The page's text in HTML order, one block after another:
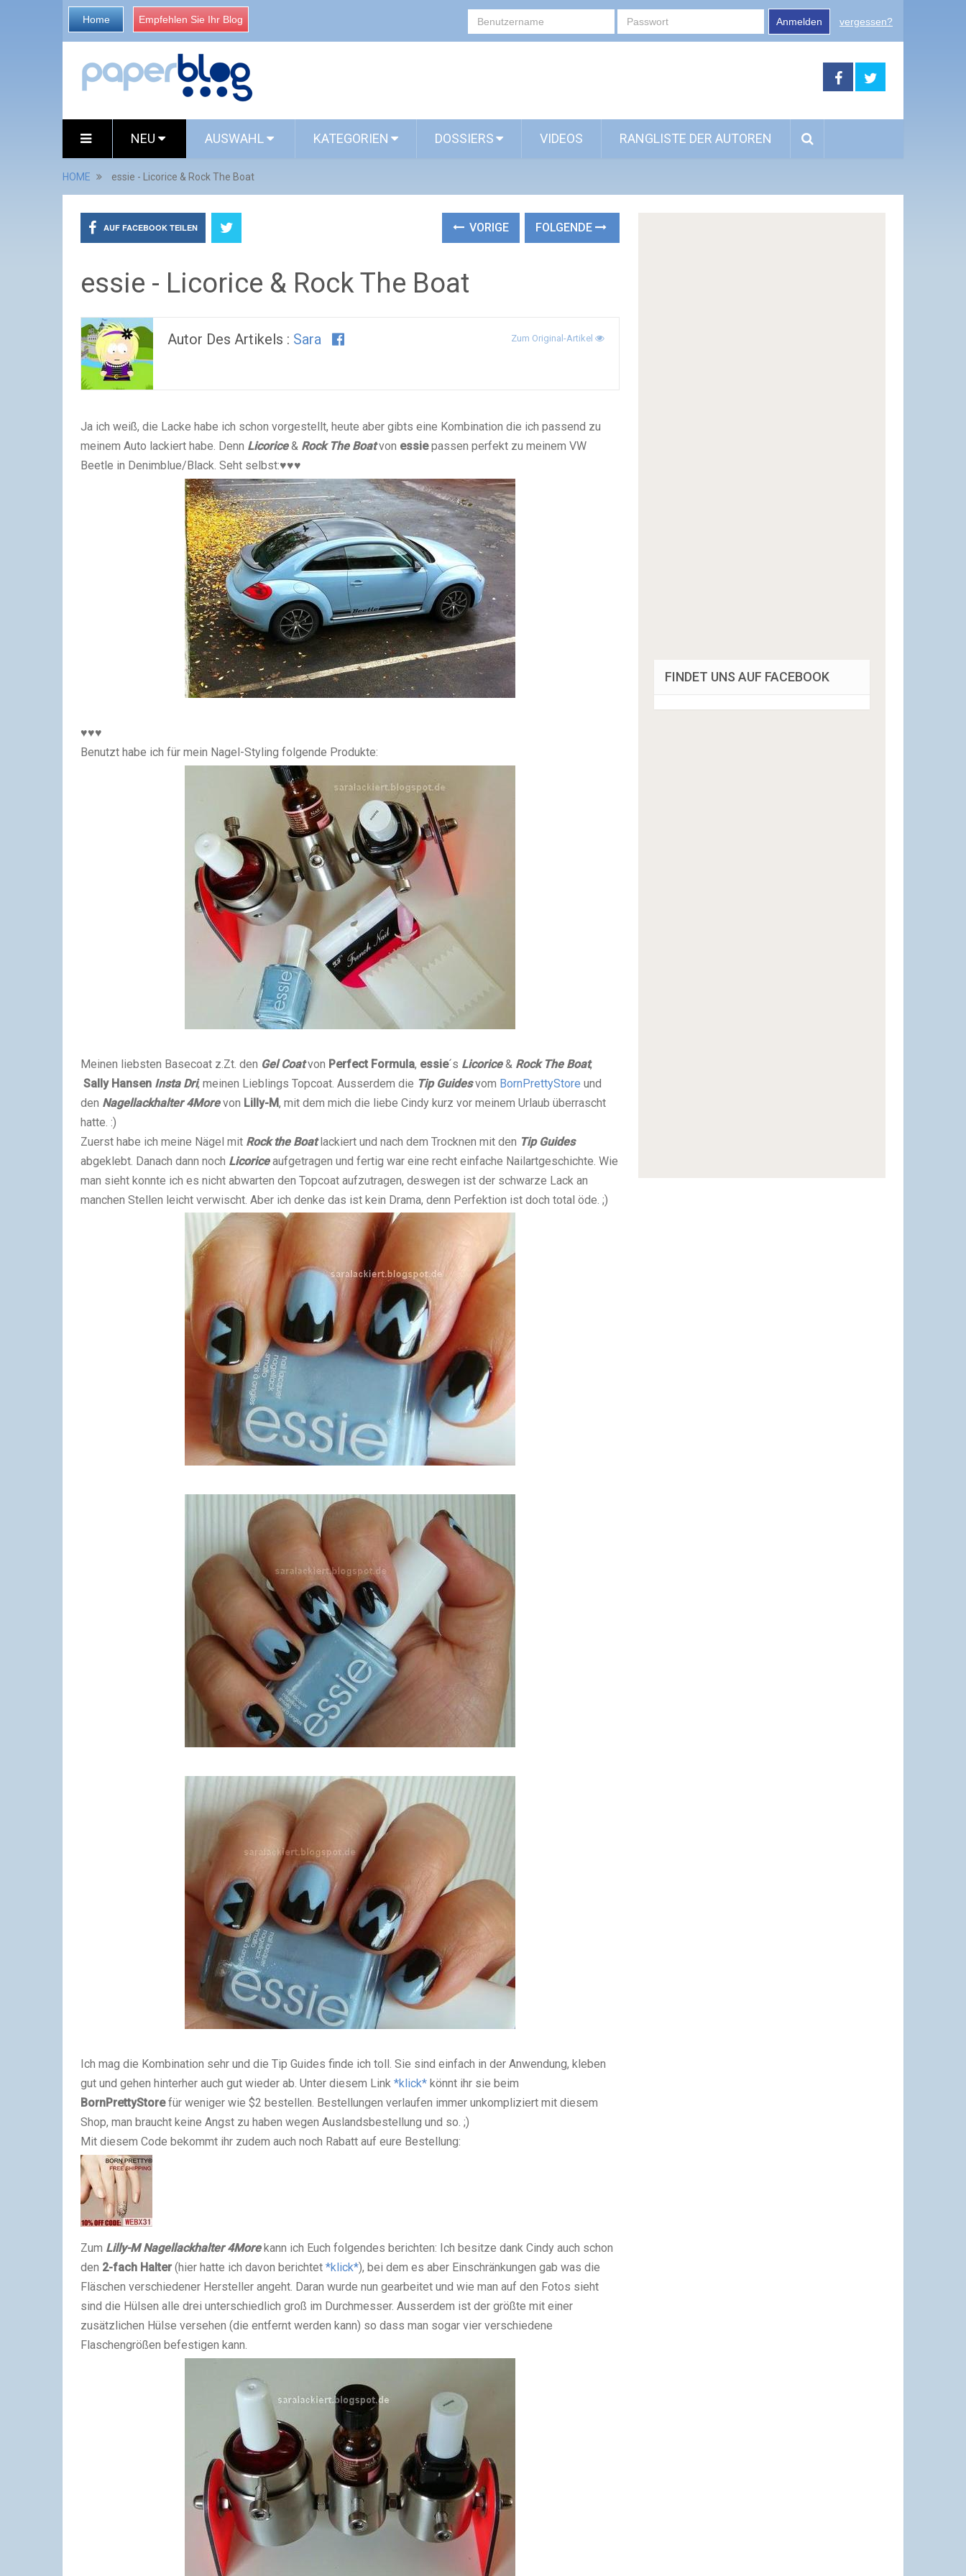
Home Empfehlen Sie Ihr Blog Anmelden vergessen?
NEU AUSWAHL KATEGORIEN DOSSIERS VIDEOS RANGLISTE DER AUTOREN
HOME essie - Licorice & Rock The Boat
AUF FACEBOOK TEILEN VORIGE FOLGENDE
essie - Licorice & Rock The Boat
Autor Des Artikels : Sara Zum Original-Artikel
Ja ich weiß, die Lacke habe ich schon vorgestellt, heute aber gibts eine Kombination die ich passend zu
meinem Auto lackiert habe. Denn Licorice& Rock The Boatvon essiepassen perfekt zu meinem VW
Beetle in Denimblue/Black. Seht selbst:♥♥♥
♥♥♥
Benutzt habe ich für mein Nagel-Styling folgende Produkte:
Meinen liebsten Basecoat z.Zt. den Gel Coatvon Perfect Formula, essie´s Licorice& Rock The Boat,
Sally Hansen Insta Dri, meinen Lieblings Topcoat. Ausserdem die Tip Guidesvom BornPrettyStore und
den Nagellackhalter 4Morevon Lilly-M, mit dem mich die liebe Cindy kurz vor meinem Urlaub überrascht
hatte. :)
Zuerst habe ich meine Nägel mit Rock the Boatlackiert und nach dem Trocknen mit den Tip Guides
abgeklebt. Danach dann noch Licoriceaufgetragen und fertig war eine recht einfache Nailartgeschichte. Wie
man sieht konnte ich es nicht abwarten den Topcoat aufzutragen, deswegen ist der schwarze Lack an
manchen Stellen leicht verwischt. Aber ich denke das ist kein Drama, denn Perfektion ist doch total öde. ;)
Ich mag die Kombination sehr und die Tip Guides finde ich toll. Sie sind einfach in der Anwendung, kleben
gut und gehen hinterher auch gut wieder ab. Unter diesem Link *klick* könnt ihr sie beim
BornPrettyStorefür weniger wie $2 bestellen. Bestellungen verlaufen immer unkompliziert mit diesem
Shop, man braucht keine Angst zu haben wegen Auslandsbestellung und so. ;)
Mit diesem Code bekommt ihr zudem auch noch Rabatt auf eure Bestellung:
Zum Lilly-M Nagellackhalter 4Morekann ich Euch folgendes berichten: Ich besitze dank Cindy auch schon
den 2-fach Halter (hier hatte ich davon berichtet *klick*), bei dem es aber Einschränkungen gab was die
Fläschen verschiedener Hersteller angeht. Daran wurde nun gearbeitet und wie man auf den Fotos sieht
sind die Hülsen alle drei unterschiedlich groß im Durchmesser. Ausserdem ist der größte mit einer
zusätzlichen Hülse versehen (die entfernt werden kann) so dass man sogar vier verschiedene
Flaschengrößen befestigen kann.
FINDET UNS AUF FACEBOOK